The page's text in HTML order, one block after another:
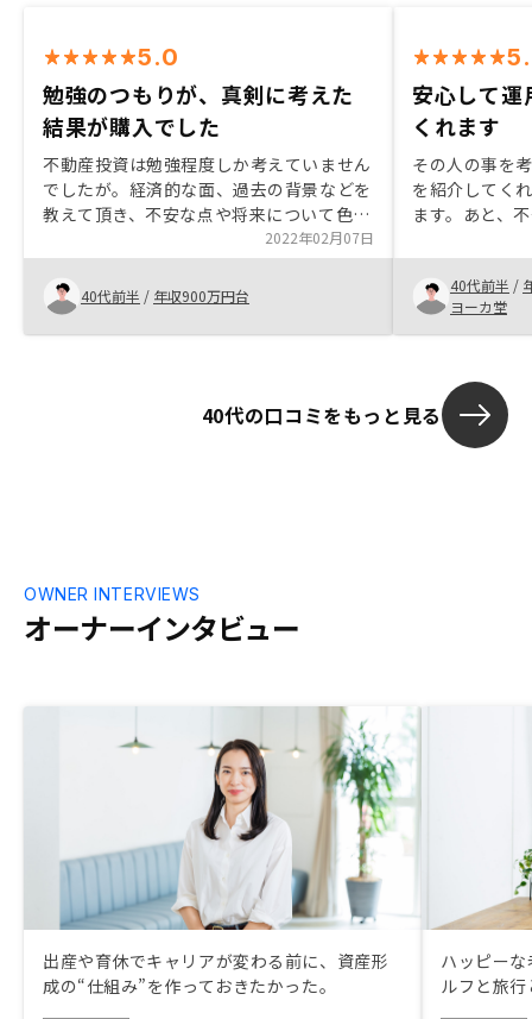
5.0
勉強のつもりが、真剣に考えた
結果が購入でした
不動産投資は勉強程度しか考えていません
でしたが。経済的な面、過去の背景などを
教えて頂き、不安な点や将来について色々
相談させて頂きましたが、真剣にご回答頂
けた点がとても好感を持てました。 ま
た、RENOSYさんの先進的な売り方、売っ
た後のフォローも素晴らしいと思い、購入
に至りました。無駄なサービス、広告をな
2022年02月07日
40代前半 / 年収900万円台
安心して運
くれます
その人の事を
を紹介してく
ます。あと、
感じました。
なくしてくれ
す。
40代前半 /
ヨーカ堂
40代の口コミをもっと見る
オーナーインタビュー
OWNER INTERVIEWS
出産や育休でキャリアが変わる前に、資産形
成の“仕組み”を作っておきたかった。
ハッピー
ルフと旅